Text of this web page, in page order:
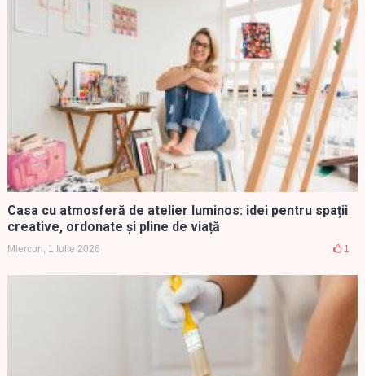
Casa cu atmosferă de atelier luminos: idei pentru spații
creative, ordonate și pline de viață
Miercuri, 1 Iulie 2026 1